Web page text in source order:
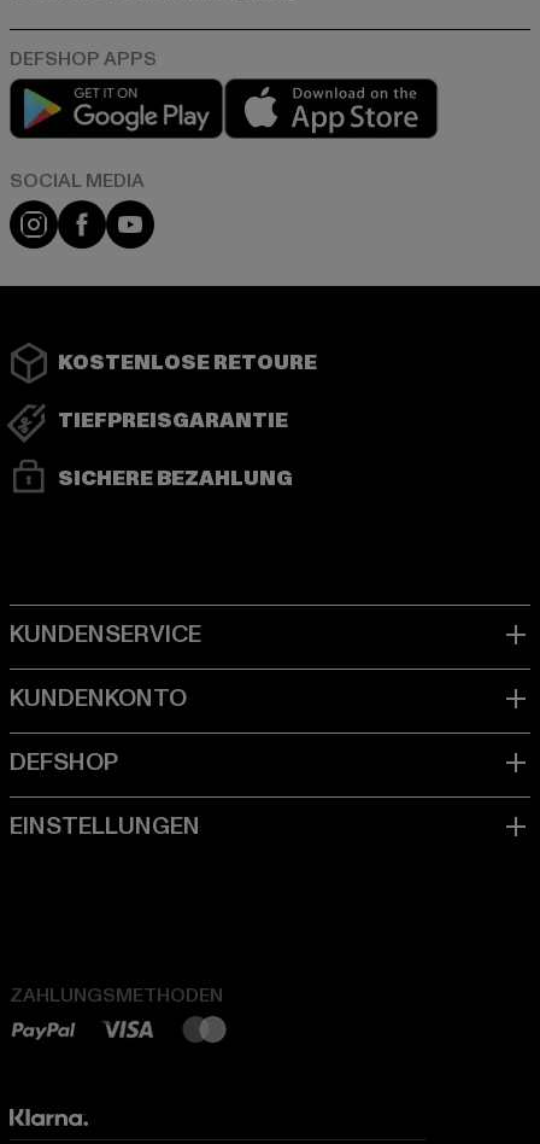
Play market
Instagram
FacebookYouTube
KOSTENLOSE RETOURE
TIEFPREISGARANTIE
SICHERE BEZAHLUNG
ZAHLUNGSMETHODEN